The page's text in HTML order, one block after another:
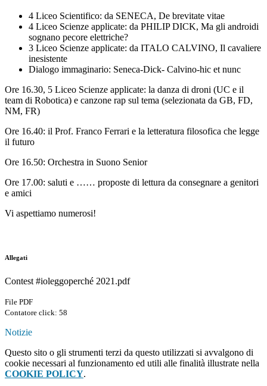
4 Liceo Scientifico: da SENECA, De brevitate vitae
4 Liceo Scienze applicate: da PHILIP DICK, Ma gli androidi
sognano pecore elettriche?
3 Liceo Scienze applicate: da ITALO CALVINO, Il cavaliere
inesistente
Dialogo immaginario: Seneca-Dick- Calvino-hic et nunc
Ore 16.30, 5 Liceo Scienze applicate: la danza di droni (UC e il
team di Robotica) e canzone rap sul tema (selezionata da GB, FD,
NM, FR)
Ore 16.40: il Prof. Franco Ferrari e la letteratura filosofica che legge
il futuro
Ore 16.50: Orchestra in Suono Senior
Ore 17.00: saluti e …… proposte di lettura da consegnare a genitori
e amici
Vi aspettiamo numerosi!
Allegati
Contest #ioleggoperché 2021.pdf
File PDF
Contatore click: 58
Notizie
Questo sito o gli strumenti terzi da questo utilizzati si avvalgono di
cookie necessari al funzionamento ed utili alle finalità illustrate nella
COOKIE POLICY.